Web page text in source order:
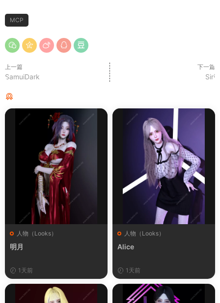
MCP
上一篇
SamuiDark
下一篇
Siri
人物（Looks）
明月
1天前
人物（Looks）
Alice
1天前